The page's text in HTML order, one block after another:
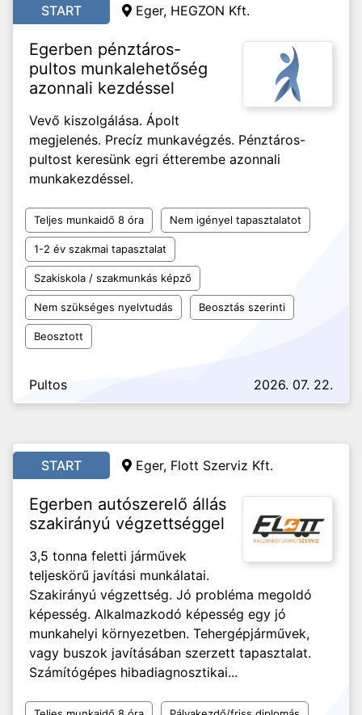
START Eger, HEGZON Kft.
Egerben pénztáros-
pultos munkalehetőség
azonnali kezdéssel
Vevő kiszolgálása. Ápolt
megjelenés. Precíz munkavégzés. Pénztáros-
pultost keresünk egri étterembe azonnali
munkakezdéssel.
Teljes munkaidő 8 óra Nem igényel tapasztalatot
1-2 év szakmai tapasztalat
Szakiskola / szakmunkás képző
Nem szükséges nyelvtudás Beosztás szerinti
Beosztott
Pultos 2026. 07. 22.
START Eger, Flott Szerviz Kft.
Egerben autószerelő állás
szakirányú végzettséggel
3,5 tonna feletti járművek
teljeskörű javítási munkálatai.
Szakirányú végzettség. Jó probléma megoldó
képesség. Alkalmazkodó képesség egy jó
munkahelyi környezetben. Tehergépjárművek,
vagy buszok javításában szerzett tapasztalat.
Számítógépes hibadiagnosztikai...